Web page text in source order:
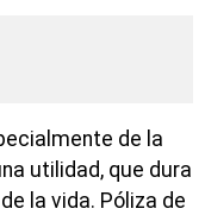
de la
utilidad, que dura
la vida. Póliza de